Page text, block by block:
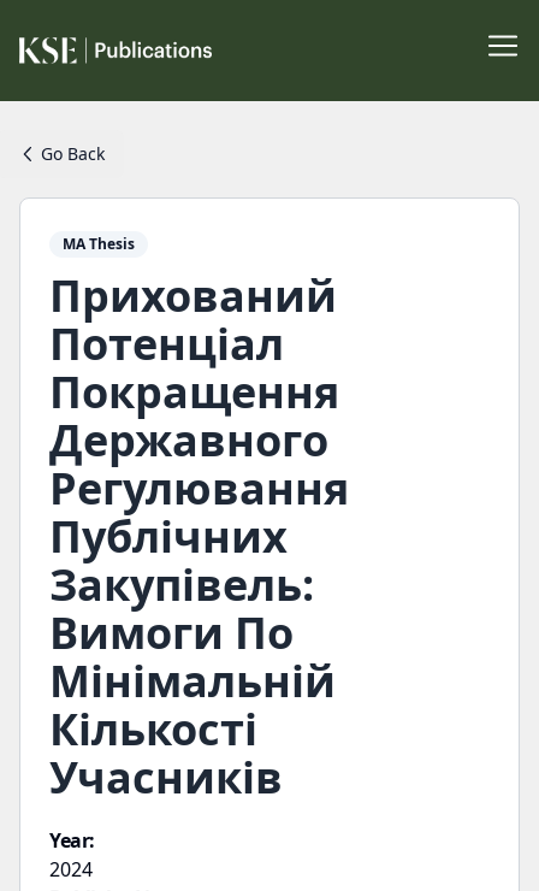
Go Back
MA Thesis
Прихований
Потенціал
Покращення
Державного
Регулювання
Публічних
Закупівель:
Вимоги По
Мінімальній
Кількості
Учасників
Year:
2024